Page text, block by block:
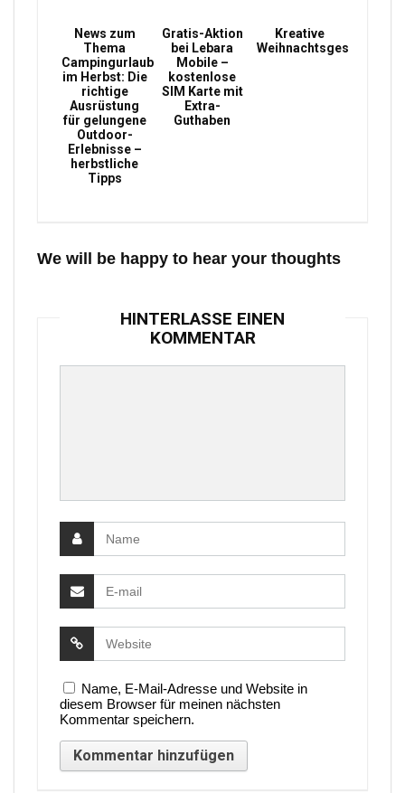
News zum
Thema
Campingurlaub
im Herbst: Die
richtige
Ausrüstung
für gelungene
Outdoor-
Erlebnisse –
herbstliche
Tipps
Gratis-Aktion
bei Lebara
Mobile –
kostenlose
SIM Karte mit
Extra-
Guthaben
Kreative
Weihnachtsgeschenke
We will be happy to hear your thoughts
HINTERLASSE EINEN
KOMMENTAR
Name, E-Mail-Adresse und Website in
diesem Browser für meinen nächsten
Kommentar speichern.